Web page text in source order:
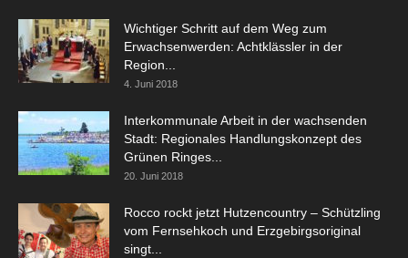
Wichtiger Schritt auf dem Weg zum
Erwachsenwerden: Achtklässler in der
Region...
4. Juni 2018
Interkommunale Arbeit in der wachsenden
Stadt: Regionales Handlungskonzept des
Grünen Ringes...
20. Juni 2018
Rocco rockt jetzt Hutzencountry – Schützling
vom Fernsehkoch und Erzgebirgsoriginal
singt...